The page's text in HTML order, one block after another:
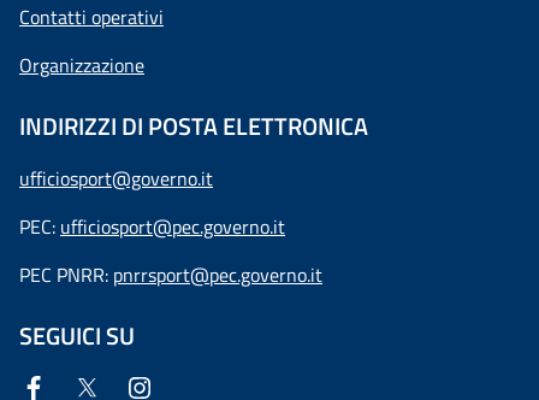
Contatti operativi
Organizzazione
INDIRIZZI DI POSTA ELETTRONICA
ufficiosport@governo.it
PEC: ufficiosport@pec.governo.it
PEC PNRR: pnrrsport@pec.governo.it
SEGUICI SU